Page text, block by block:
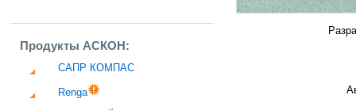
Продукты АСКОН:
САПР КОМПАС
Renga